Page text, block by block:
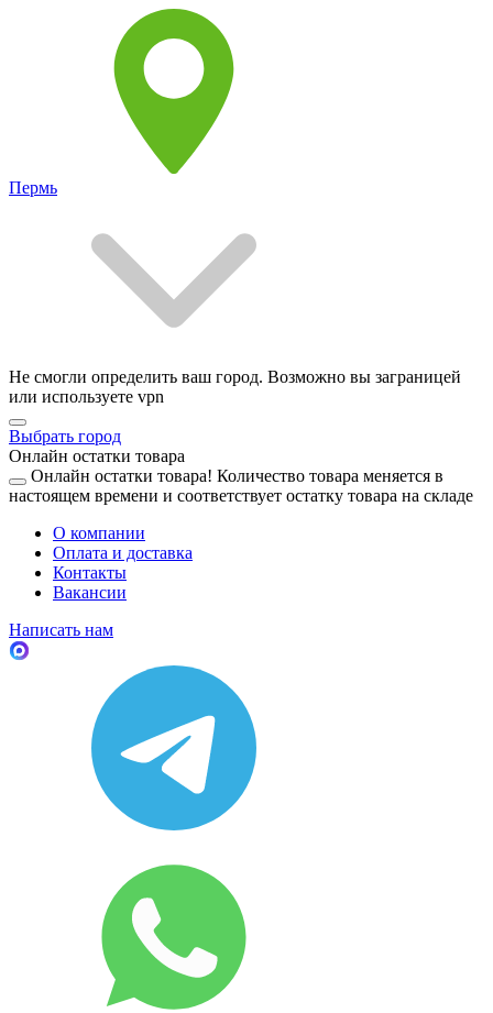
Пермь
Не смогли определить ваш город. Возможно вы заграницей
или используете vpn
Выбрать город
Онлайн остатки товара
Онлайн остатки товара! Количество товара меняется в
настоящем времени и соответствует остатку товара на складе
О компании
Оплата и доставка
Контакты
Вакансии
Написать нам